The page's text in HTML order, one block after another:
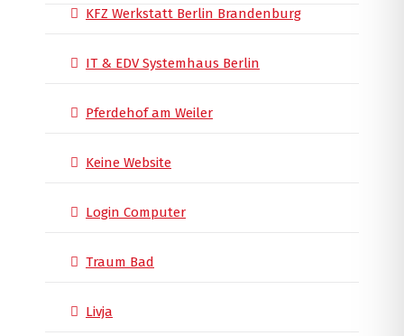
KFZ Werkstatt Berlin Brandenburg
IT & EDV Systemhaus Berlin
Pferdehof am Weiler
Keine Website
Login Computer
Traum Bad
Livja